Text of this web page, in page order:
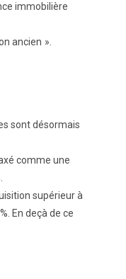
immobilière
ancien ».
sont désormais
comme une
supérieur à
En deçà de ce